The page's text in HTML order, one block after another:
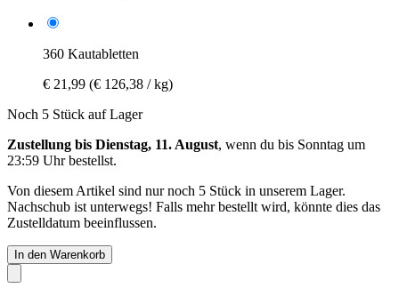
360 Kautabletten
€ 21,99 (€ 126,38 / kg)
Noch 5 Stück auf Lager
Zustellung bis Dienstag, 11. August, wenn du bis Sonntag um
23:59 Uhrbestellst.
Von diesem Artikel sind nur noch 5 Stück in unserem Lager.
Nachschub ist unterwegs! Falls mehr bestellt wird, könnte dies das
Zustelldatum beeinflussen.
In den Warenkorb